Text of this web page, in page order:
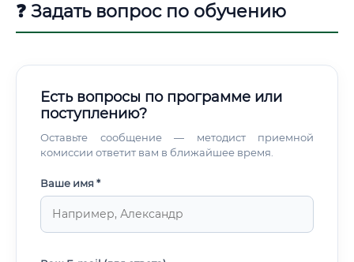
❓ Задать вопрос по обучению
Есть вопросы по программе или
поступлению?
Оставьте сообщение — методист приемной
комиссии ответит вам в ближайшее время.
Ваше имя *